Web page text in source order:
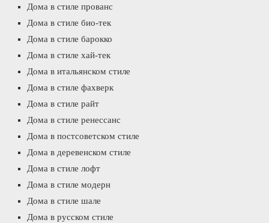
Дома в стиле прованс
Дома в стиле био-тек
Дома в стиле барокко
Дома в стиле хай-тек
Дома в итальянском стиле
Дома в стиле фахверк
Дома в стиле райт
Дома в стиле ренессанс
Дома в постсоветском стиле
Дома в деревенском стиле
Дома в стиле лофт
Дома в стиле модерн
Дома в стиле шале
Дома в русском стиле